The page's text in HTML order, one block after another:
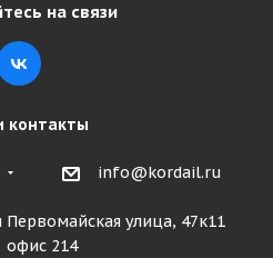
на связи
контакты
info@kordail.ru
Первомайская улица, 47к11
офис 214